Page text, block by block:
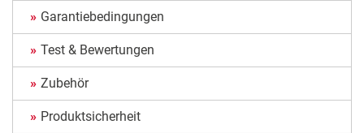
Garantiebedingungen
Test & Bewertungen
Zubehör
Produktsicherheit